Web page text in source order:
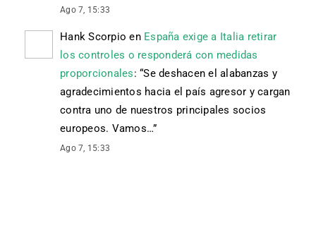
Ago 7, 15:33
Hank Scorpio en España exige a Italia retirar
los controles o responderá con medidas
proporcionales: “Se deshacen el alabanzas y
agradecimientos hacia el país agresor y cargan
contra uno de nuestros principales socios
europeos. Vamos…”
Ago 7, 15:33